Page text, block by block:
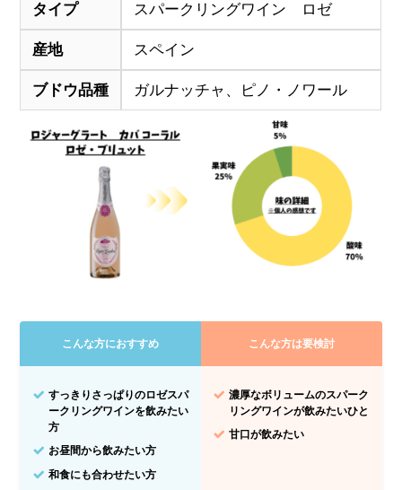
タイプ スパークリングワイン ロゼ
産地 スペイン
ブドウ品種 ガルナッチャ、ピノ・ノワール
こんな方におすすめ こんな方は要検討
すっきりさっぱりのロゼスパ
ークリングワインを飲みたい
方
お昼間から飲みたい方
和食にも合わせたい方
濃厚なボリュームのスパーク
リングワインが飲みたいひと
甘口が飲みたい